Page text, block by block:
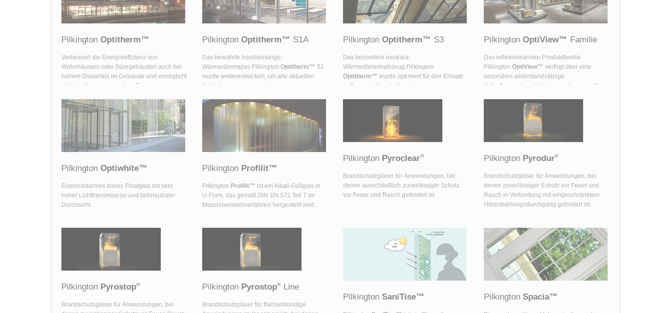
versiegelt.
Pilkington Optitherm™
Verbessert die Energieeffizienz von
Wohnhäusern oder Bürogebäuden auch bei
hohem Glasanteil im Gebäude und ermöglicht
gleichzeitig passive solare Zugewinne.
Pilkington Optitherm™ S1A
Das bewährte hochleistungs-
Wärmedämmglas Pilkington Optitherm™ S1
wurde weiterentwickelt, um alle aktuellen
Anforderungen an moderne
PilkingtonOptitherm™ S1A.
Pilkington Optitherm™ S3
Das besonders neutrale
Wärmedämmhalbzeug Pilkington
Optitherm™ wurde optimiert für den Einsatz
in Zweischeiben-Isolierglas.
Pilkington OptiView™ Familie
Das reflexionsarmen Produktfamilie
Pilkington OptiView™ verfügt über eine
besonders widerstandsfähige
Antireflexionsbeschichtung und sorgt so für
Pilkington Optiwhite™
Eisenoxidarmes klares Floatglas mit sehr
hoher Lichttransmission und farbneutraler
Durchsicht.
Pilkington Profilit™
Pilkington Profilit™ ist ein Alkali-Gußglas in
U-Form, das gemäß DIN EN 572 Teil 7 im
Maschinenwalzverfahren hergestellt wird.
Pilkington Pyroclear®
Brandschutzgläser für Anwendungen, bei
denen ausschließlich zuverlässiger Schutz
vor Feuer und Rauch gefordert ist.
Pilkington Pyrodur®
Brandschutzgläser für Anwendungen, bei
denen zuverlässiger Schutz vor Feuer und
Rauch in Verbindung mit eingeschränktem
Hitzestrahlungsdurchgang gefordert ist.
Pilkington Pyrostop®
Brandschutzgläser für Anwendungen, bei
Pilkington Pyrostop® Line
Brandschutzgläser für flächenbündige
Pilkington SaniTise™ Pilkington Spacia™